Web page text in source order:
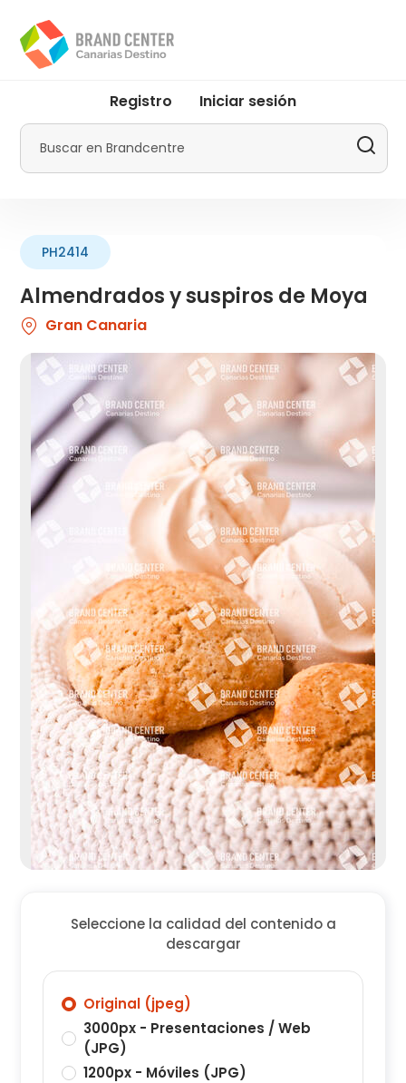
contenido
principal
menu
Promotur
Registro Iniciar sesión
Buscar
Almendrados y suspiros de Moya
PH2414
Gran Canaria
Seleccione la calidad del contenido a
descargar
Original (jpeg)
3000px - Presentaciones / Web
(JPG)
1200px - Móviles (JPG)